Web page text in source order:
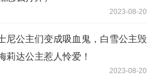
2023-08-20
尼公主们变成吸血鬼，白雪公主毁
莉达公主惹人怜爱！
2023-08-20